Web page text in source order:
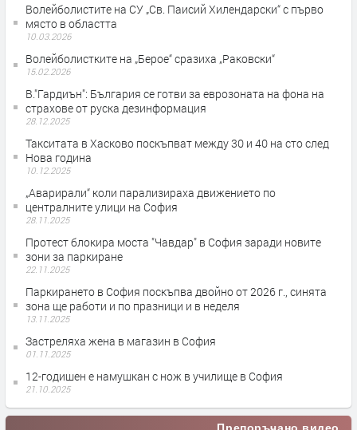
Волейболистите на СУ „Св. Паисий Хилендарски“ с първо
място в областта
10.03.2026
Волейболистките на „Берое“ сразиха „Раковски“
15.02.2026
В."Гардиън": България се готви за еврозоната на фона на
страхове от руска дезинформация
28.12.2025
Такситата в Хасково поскъпват между 30 и 40 на сто след
Нова година
10.12.2025
„Аварирали“ коли парализираха движението по
централните улици на София
28.11.2025
Протест блокира моста "Чавдар" в София заради новите
зони за паркиране
22.11.2025
Паркирането в София поскъпва двойно от 2026 г., синята
зона ще работи и по празници и в неделя
13.11.2025
Застреляха жена в магазин в София
01.11.2025
12-годишен е намушкан с нож в училище в София
21.10.2025
Препоръчано видео